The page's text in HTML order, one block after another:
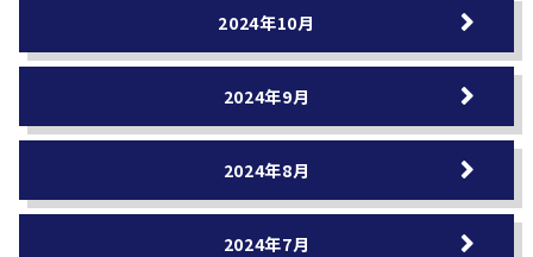
2024年10月
2024年9月
2024年8月
2024年7月